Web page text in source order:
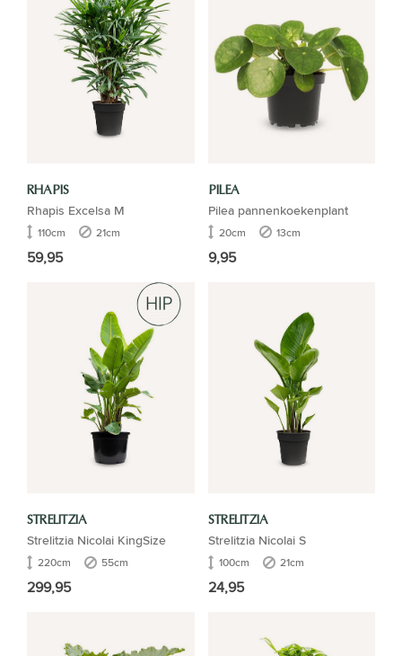
RHAPIS
Rhapis Excelsa M
110cm 21cm
59,95
PILEA
Pilea pannenkoekenplant
20cm 13cm
9,95
STRELITZIA
Strelitzia Nicolai KingSize
220cm 55cm
299,95
STRELITZIA
Strelitzia Nicolai S
100cm 21cm
24,95